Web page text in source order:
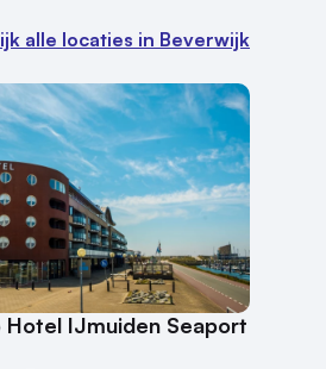
alle locaties in Beverwijk
Hotel IJmuiden Seaport